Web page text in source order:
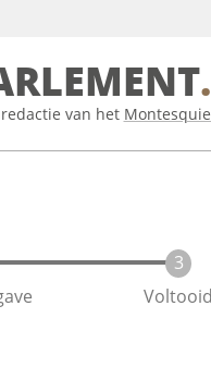
van het
Voltooid